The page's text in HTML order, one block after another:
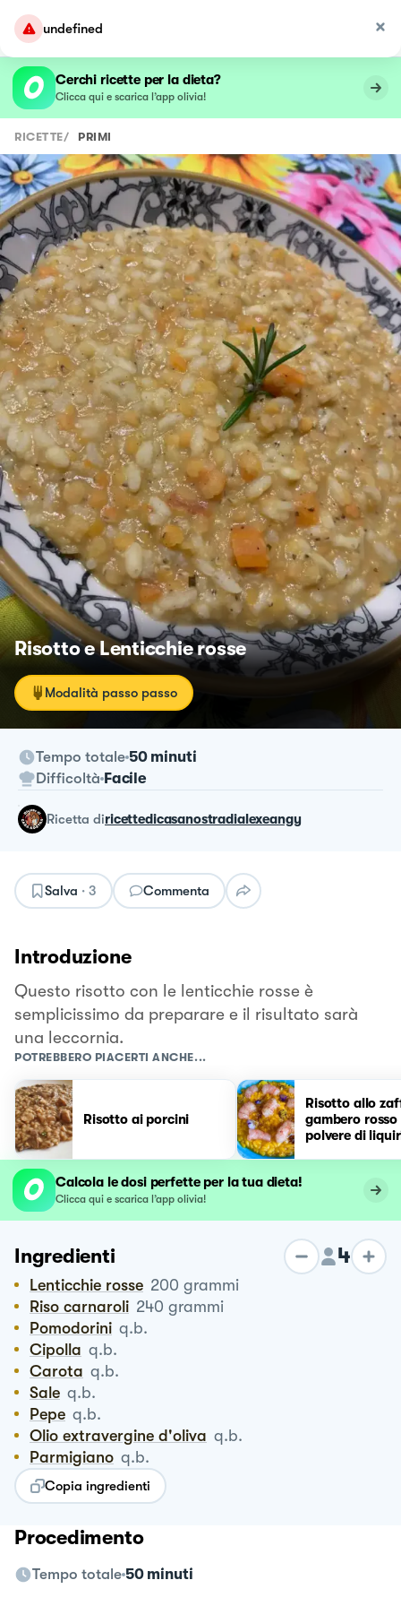
undefined
Cerchi ricette per la dieta?
Clicca qui e scarica l’app olivia!
RICETTE/ PRIMI
Risotto e Lenticchie rosse
Modalità passo passo
Tempo totale 50 minuti
Difficoltà Facile
ricetta diricettedicasanostradialexeangy
Salva · 3 Commenta
Introduzione
Questo risotto con le lenticchie rosse è
semplicissimo da preparare e il risultato sarà
una leccornia.
POTREBBERO PIACERTI ANCHE...
Risotto ai porcini
Risotto allo
gambero rosso
polvere di
Calcola le dosi perfette per la tua dieta!
Clicca qui e scarica l’app olivia!
Ingredienti 4
Lenticchie rosse 200 grammi
Riso carnaroli 240 grammi
Pomodorini q.b.
Cipolla q.b.
Carota q.b.
Sale q.b.
Pepe q.b.
Olio extravergine d'oliva q.b.
Parmigiano q.b.
Copia ingredienti
Procedimento
Tempo totale 50 minuti